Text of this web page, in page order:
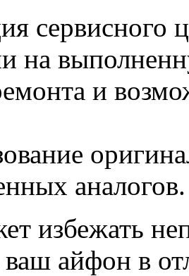
сервисного
на
и
аналогов.
избежать
ваш айфон в